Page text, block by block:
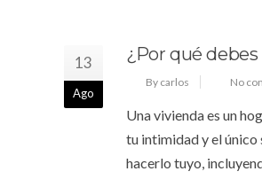
13
Ago
¿Por qué
By carlos No
Una vivienda es un
tu intimidad y el único
hacerlo tuyo,